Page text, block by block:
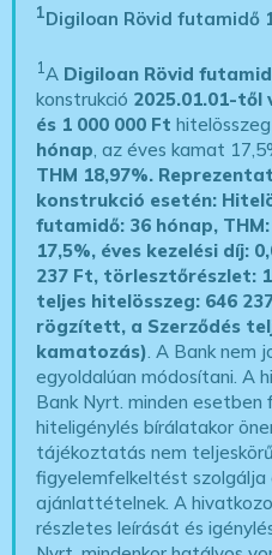
1Digiloan Rövid futamidő
1 A Digiloan Rövid
konstrukció 2025.01.01-től
és 1 000 000 Ft
hónap , az éves kamat
THM 18,97%.
konstrukció esetén:
futamidő: 36 hónap,
17,5%, éves kezelési díj:
237 Ft, törlesztőrészlet:
teljes hitelösszeg: 646
rögzített, a Szerződés
kamatozás) . A Bank
egyoldalúan módosítani. A
Bank Nyrt. minden
hiteligénylés bírálatakor
tájékoztatás nem
figyelemfelkeltést szolgálja
ajánlattételnek. A
részletes leírását és